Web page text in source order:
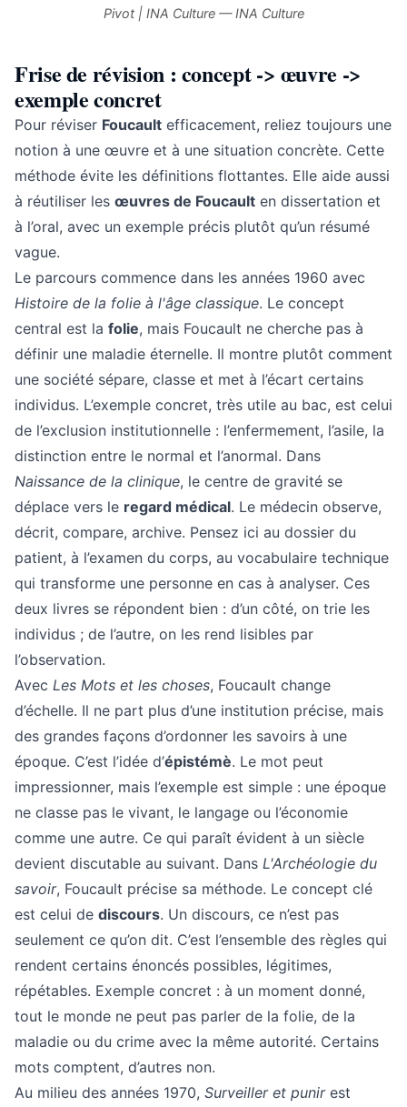
Pivot | INA Culture — INA Culture
Frise de révision : concept -> œuvre ->
exemple concret
Pour réviser Foucault efficacement, reliez toujours une
notion à une œuvre et à une situation concrète. Cette
méthode évite les définitions flottantes. Elle aide aussi
à réutiliser les œuvres de Foucault en dissertation et
à l’oral, avec un exemple précis plutôt qu’un résumé
vague.
Le parcours commence dans les années 1960 avec
Histoire de la folie à l'âge classique. Le concept
central est la folie, mais Foucault ne cherche pas à
définir une maladie éternelle. Il montre plutôt comment
une société sépare, classe et met à l’écart certains
individus. L’exemple concret, très utile au bac, est celui
de l’exclusion institutionnelle : l’enfermement, l’asile, la
distinction entre le normal et l’anormal. Dans
Naissance de la clinique, le centre de gravité se
déplace vers le regard médical. Le médecin observe,
décrit, compare, archive. Pensez ici au dossier du
patient, à l’examen du corps, au vocabulaire technique
qui transforme une personne en cas à analyser. Ces
deux livres se répondent bien : d’un côté, on trie les
individus ; de l’autre, on les rend lisibles par
l’observation.
Avec Les Mots et les choses, Foucault change
d’échelle. Il ne part plus d’une institution précise, mais
des grandes façons d’ordonner les savoirs à une
époque. C’est l’idée d’épistémè. Le mot peut
impressionner, mais l’exemple est simple : une époque
ne classe pas le vivant, le langage ou l’économie
comme une autre. Ce qui paraît évident à un siècle
devient discutable au suivant. Dans L'Archéologie du
savoir, Foucault précise sa méthode. Le concept clé
est celui de discours. Un discours, ce n’est pas
seulement ce qu’on dit. C’est l’ensemble des règles qui
rendent certains énoncés possibles, légitimes,
répétables. Exemple concret : à un moment donné,
tout le monde ne peut pas parler de la folie, de la
maladie ou du crime avec la même autorité. Certains
mots comptent, d’autres non.
Au milieu des années 1970, Surveiller et punirest